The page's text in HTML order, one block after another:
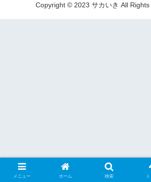
Copyright © 2023 サカいき All Rights
メニュー ホーム 検索